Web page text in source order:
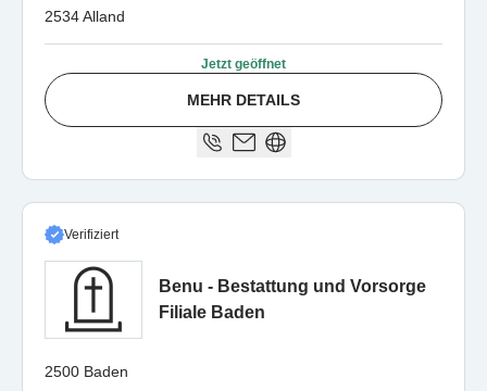
2534 Alland
Jetzt geöffnet
MEHR DETAILS
Verifiziert
Benu - Bestattung und Vorsorge
Filiale Baden
2500 Baden